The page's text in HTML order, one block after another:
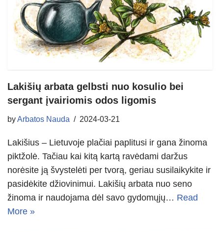
Lakišių arbata gelbsti nuo kosulio bei
sergant įvairiomis odos ligomis
byArbatos Nauda 2024-03-21
Lakišius – Lietuvoje plačiai paplitusi ir gana žinoma
piktžolė. Tačiau kai kitą kartą ravėdami daržus
norėsite ją švystelėti per tvorą, geriau susilaikykite ir
pasidėkite džiovinimui. Lakišių arbata nuo seno
žinoma ir naudojama dėl savo gydomųjų… Read
More »